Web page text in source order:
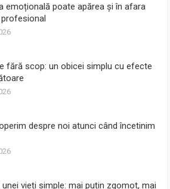
emoțională poate apărea și în afara
fără scop: un obicei simplu cu efecte
despre noi atunci când încetinim
unei vieți simple: mai puțin zgomot, mai